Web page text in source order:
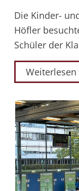
Die Kinder-
Höfler
Schüler der
Weiterlesen